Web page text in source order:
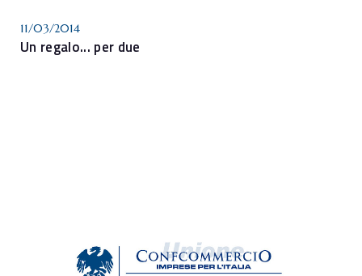
11/03/2014
Un regalo... per due